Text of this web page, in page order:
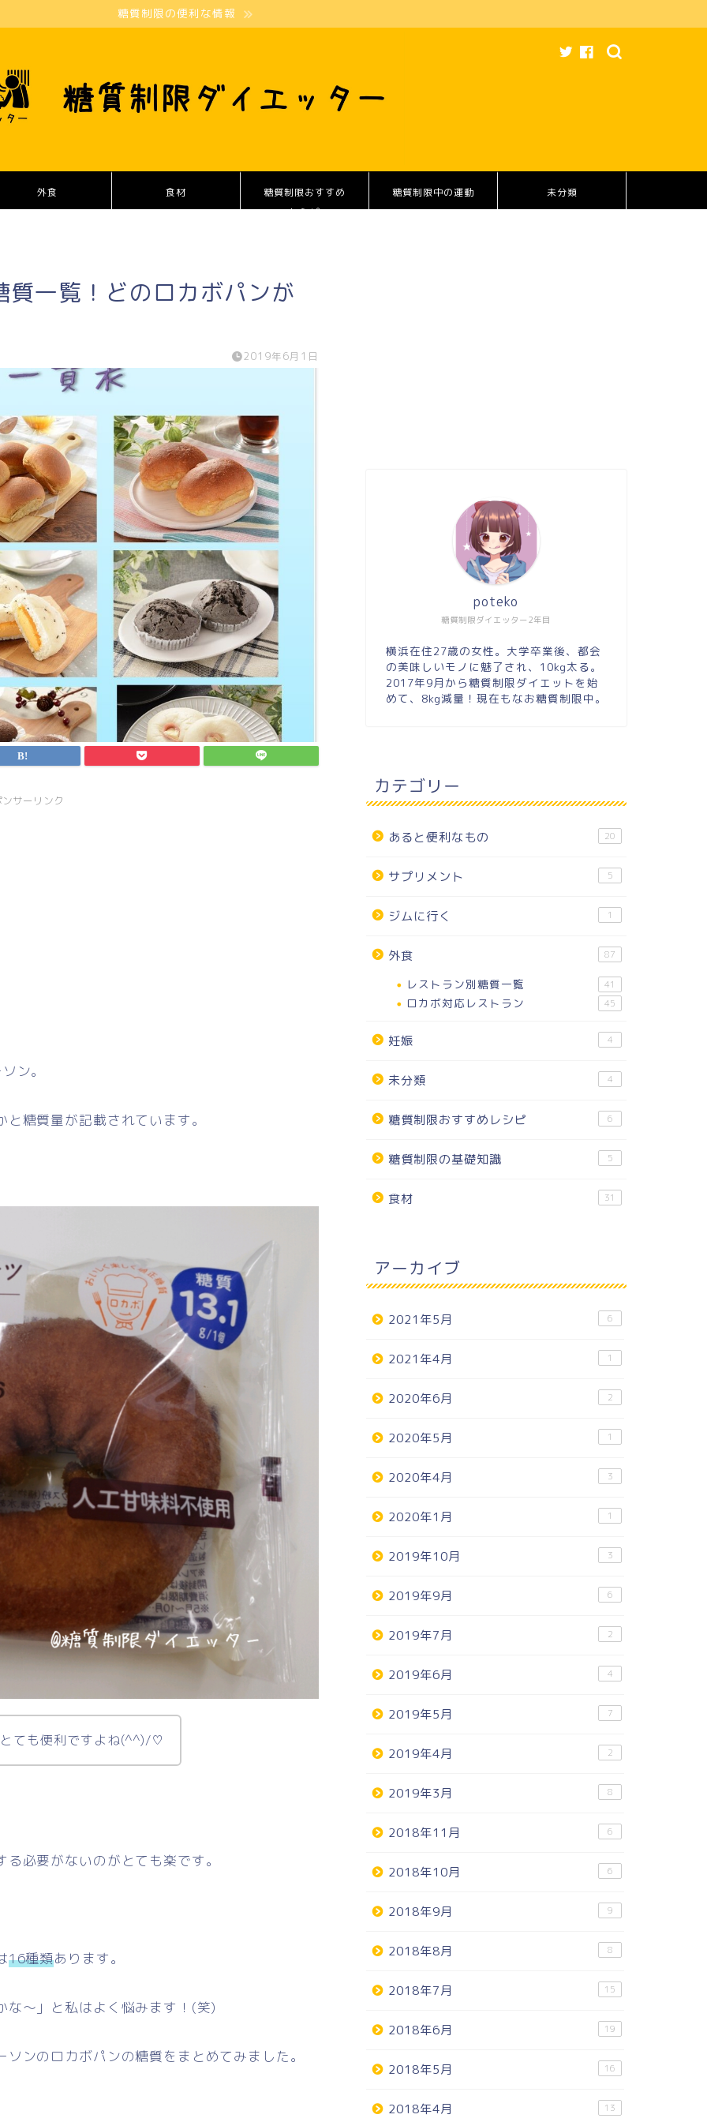
糖質制限の便利な情報
外食 食材
糖質制限おすすめ
レシピ
糖質制限中の運動 未分類
一覧！どのロカボパンが
2019年6月1日
サーリンク
ン。
糖質量が記載されています。
ても便利ですよね(^^)/♡
必要がないのがとても楽です。
16種類あります。
な～」と私はよく悩みます！(笑)
ンのロカボパンの糖質をまとめてみました。
糖質制限ダイエッター2年目
poteko
横浜在住27歳の女性。大学卒業後、都会
の美味しいモノに魅了され、10kg太る。
2017年9月から糖質制限ダイエットを始
めて、8kg減量！現在もなお糖質制限中。
カテゴリー
あると便利なもの 20
サプリメント 5
ジムに行く 1
外食 87
レストラン別糖質一覧 41
ロカボ対応レストラン 45
妊娠 4
未分類 4
糖質制限おすすめレシピ 6
糖質制限の基礎知識 5
食材 31
アーカイブ
2021年5月 6
2021年4月 1
2020年6月 2
2020年5月 1
2020年4月 3
2020年1月 1
2019年10月 3
2019年9月 6
2019年7月 2
2019年6月 4
2019年5月 7
2019年4月 2
2019年3月 8
2018年11月 6
2018年10月 6
2018年9月 9
2018年8月 8
2018年7月 15
2018年6月 19
2018年5月 16
2018年4月 13